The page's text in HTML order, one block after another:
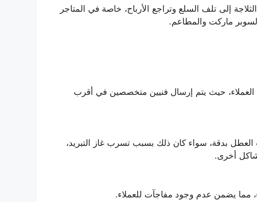
إلى تلف السلع وتراجع الأرباح، خاصة في المتاجر
ماركت والمطاعم.
العملاء، حيث يتم إرسال فنيين متخصصين في أقرب
العطل بدقة، سواء كان ذلك بسبب تسرب غاز التبريد،
أخرى.
مما يضمن عدم وجود مفاجآت للعملاء.